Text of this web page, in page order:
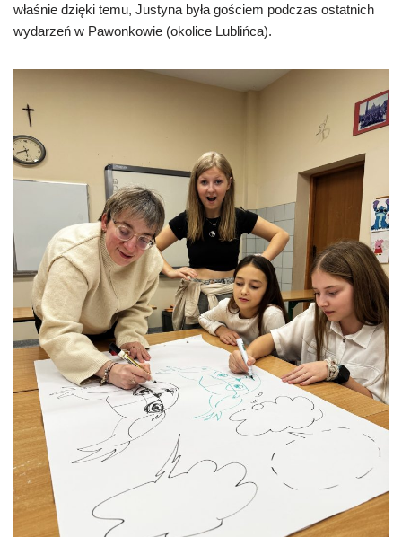
właśnie dzięki temu, Justyna była gościem podczas ostatnich
wydarzeń w Pawonkowie (okolice Lublińca).